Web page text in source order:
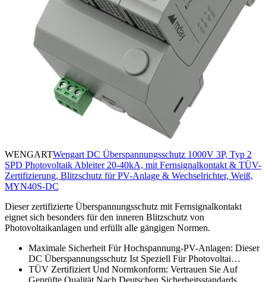
WENGARTWengart DC Überspannungsschutz 1000V 3P, Typ 2
SPD Photovoltaik Ableiter 20-40kA, mit Fernsignalkontakt & TÜV-
Zertifizierung, Blitzschutz für PV-Anlage & Wechselrichter, Weiß,
MYN40S-DC
Dieser zertifizierte Überspannungsschutz mit Fernsignalkontakt
eignet sich besonders für den inneren Blitzschutz von
Photovoltaikanlagen und erfüllt alle gängigen Normen.
Maximale Sicherheit Für Hochspannung-PV-Anlagen: Dieser
DC Überspannungsschutz Ist Speziell Für Photovoltai…
TÜV Zertifiziert Und Normkonform: Vertrauen Sie Auf